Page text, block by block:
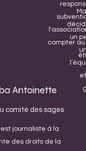
compter
un
Antoinette
comité des sages
journaliste à la
des droits de la